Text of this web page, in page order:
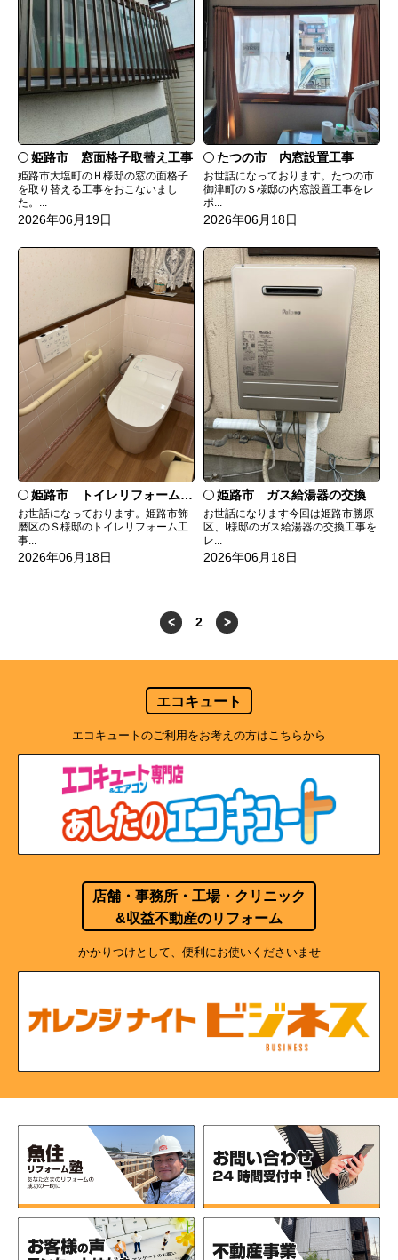
姫路市 窓面格子取替え工事
姫路市大塩町のＨ様邸の窓の面格子
を取り替える工事をおこないまし
た。...
2026年06月19日
たつの市 内窓設置工事
お世話になっております。たつの市
御津町のＳ様邸の内窓設置工事をレ
ポ...
2026年06月18日
姫路市 トイレリフォーム工事
お世話になっております。姫路市飾
磨区のＳ様邸のトイレリフォーム工
事...
2026年06月18日
姫路市 ガス給湯器の交換
お世話になります今回は姫路市勝原
区、I様邸のガス給湯器の交換工事を
レ...
2026年06月18日
< 2 >
エコキュート
エコキュートのご利用をお考えの方はこちらから
店舗・事務所・工場・クリニック
&収益不動産のリフォーム
かかりつけとして、便利にお使いくださいませ